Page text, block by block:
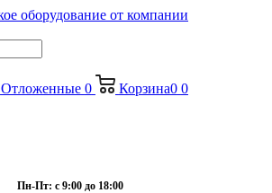
Отложенные 0 Корзина0 0
Пн-Пт: с 9:00 до 18:00